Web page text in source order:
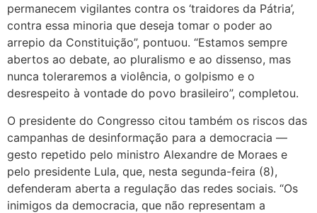
permanecem vigilantes contra os ‘traidores da Pátria’,
contra essa minoria que deseja tomar o poder ao
arrepio da Constituição”, pontuou. “Estamos sempre
abertos ao debate, ao pluralismo e ao dissenso, mas
nunca toleraremos a violência, o golpismo e o
desrespeito à vontade do povo brasileiro”, completou.
O presidente do Congresso citou também os riscos das
campanhas de desinformação para a democracia —
gesto repetido pelo ministro Alexandre de Moraes e
pelo presidente Lula, que, nesta segunda-feira (8),
defenderam aberta a regulação das redes sociais. “Os
inimigos da democracia, que não representam a